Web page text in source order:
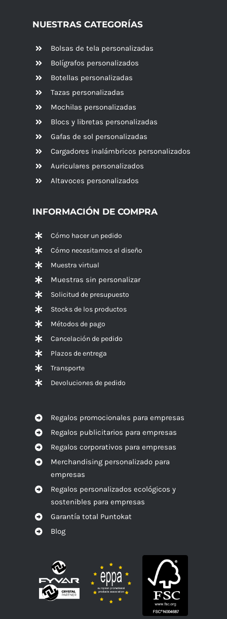
NUESTRAS CATEGORÍAS
Bolsas de tela personalizadas
Bolígrafos personalizados
Botellas personalizadas
Tazas personalizadas
Mochilas personalizadas
Blocs y libretas personalizadas
Gafas de sol personalizadas
Cargadores inalámbricos personalizados
Auriculares personalizados
Altavoces personalizados
INFORMACIÓN DE COMPRA
Cómo hacer un pedido
Cómo necesitamos el diseño
Muestra virtual
Muestras sin personalizar
Solicitud de presupuesto
Stocks de los productos
Métodos de pago
Cancelación de pedido
Plazos de entrega
Transporte
Devoluciones de pedido
Regalos promocionales para empresas
Regalos publicitarios para empresas
Regalos corporativos para empresas
Merchandising personalizado para
empresas
Regalos personalizados ecológicos y
sostenibles para empresas
Garantía total Puntokat
Blog